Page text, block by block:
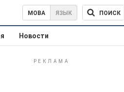
МОВА ЯЗЫК ПОИСК
Новости